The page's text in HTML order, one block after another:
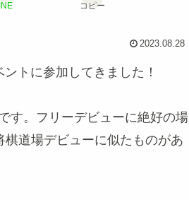
コピー
2023.08.28
ントに参加してきました！
す。フリーデビューに絶好の場
道場デビューに似たものがあ